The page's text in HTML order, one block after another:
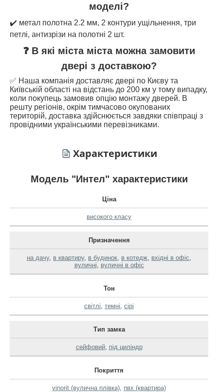
моделі?
✔️ метал полотна 2.2 мм, 2 контури ущільнення, три
петлі, антизрізи на полотні 2 шт.
❓ В які міста міста можна замовити
двері з доставкою?
✅ Наша компанія доставляє двері по Києву та
Київській області на відстань до 200 км у тому випадку,
коли покупець замовив опцію монтажу дверей. В
решту регіонів, окрім тимчасово окупованих
територій, доставка здійснюється завдяки співпраці з
провідними українськими перевізниками.
Характеристики
Модель "Интел" характеристики
Ціна
високого класу
Призначення
на дачу, в квартиру, в будинок в котедж вхідні в офіс
вуличні
вуличні в офіс
Тон
світлі темні сірі
Тип замка
сейфовий, під циліндр
Покриття
vinorit (вулична плівка) пвх (квартира)